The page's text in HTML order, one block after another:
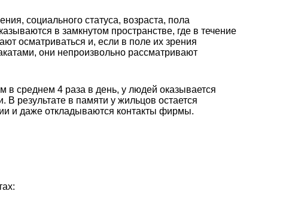
социального статуса, возраста, пола
в замкнутом пространстве, где в течение
осматриваться и, если в поле их зрения
они непроизвольно рассматривают
в среднем 4 раза в день, у людей оказывается
результате в памяти у жильцов остается
и даже откладываются контакты фирмы.